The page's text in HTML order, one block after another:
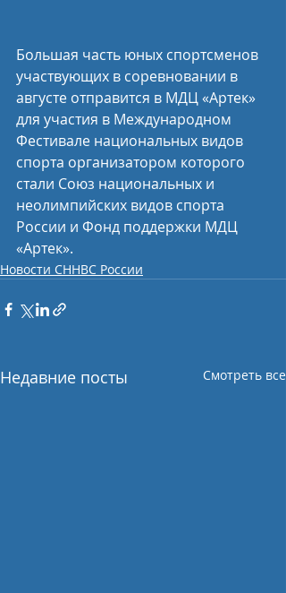
Большая часть юных спортсменов
участвующих в соревновании в
августе отправится в МДЦ «Артек»
для участия в Международном
Фестивале национальных видов
спорта организатором которого
стали Союз национальных и
неолимпийских видов спорта
России и Фонд поддержки МДЦ
«Артек».
Новости СННВС России
Недавние посты Смотреть все